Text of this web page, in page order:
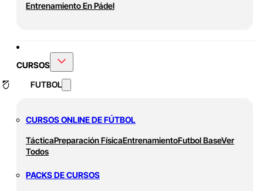
Entrenamiento En Pádel
CURSOS
FUTBOL
CURSOS ONLINE DE FÚTBOL
TácticaPreparación FísicaEntrenamientoFutbol BaseVer
Todos
PACKS DE CURSOS